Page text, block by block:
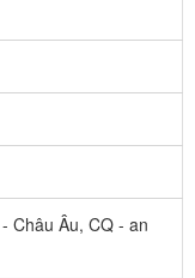
Châu Âu, CQ - an